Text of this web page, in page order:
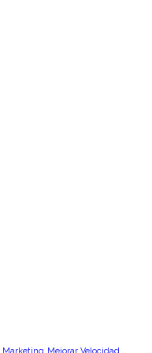
Marketing Mejorar Velocidad